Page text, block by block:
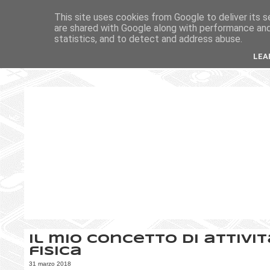
Il mio concetto di
fisica
31 marzo 2018
This site uses cookies from Google to deliver its
are shared with Google along with performance
statistics, and to detect and address abuse.